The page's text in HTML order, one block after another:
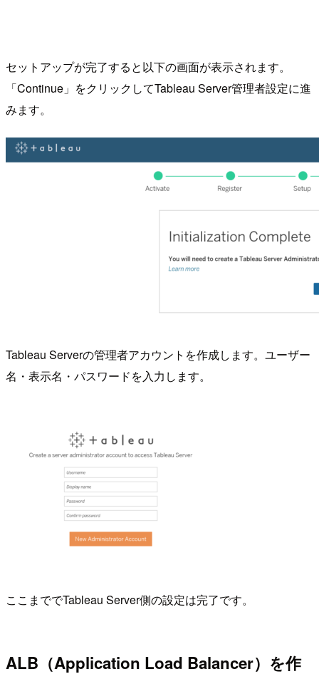
セットアップが完了すると以下の画面が表示されます。
「Continue」をクリックしてTableau Server管理者設定に進
みます。
Tableau Serverの管理者アカウントを作成します。ユーザー
名・表示名・パスワードを入力します。
ここまででTableau Server側の設定は完了です。
ALB（Application Load Balancer）を作